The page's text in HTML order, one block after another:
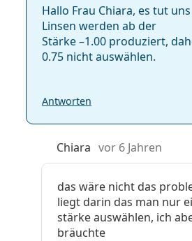
Hallo Frau Chiara, es tut
Linsen werden ab der
Stärke –1.00 produziert,
0.75 nicht auswählen.
Antworten
Chiara vor 6 Jahren
das wäre nicht das
liegt darin das man nur
stärke auswählen, ich
bräuchte